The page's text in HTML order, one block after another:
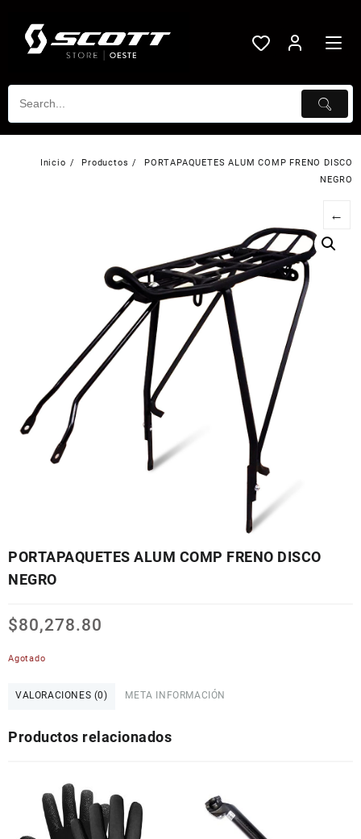
contenido
Inicio Productos
PORTAPAQUETES ALUM COMP FRENO DISCO
NEGRO
←
PORTAPAQUETES ALUM COMP FRENO DISCO
NEGRO
$80,278.80
Agotado
VALORACIONES (0) META INFORMACIÓN
Productos relacionados